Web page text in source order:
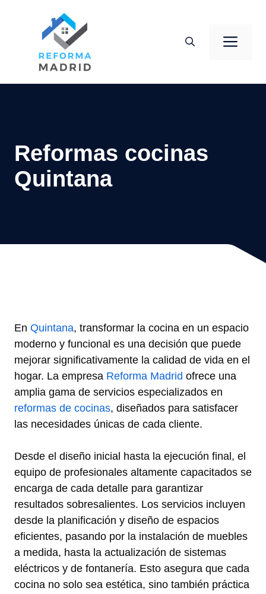
contenido
Reformas cocinas
Quintana
En Quintana, transformar la cocina en un espacio
moderno y funcional es una decisión que puede
mejorar significativamente la calidad de vida en el
hogar. La empresa Reforma Madrid ofrece una
amplia gama de servicios especializados en
reformas de cocinas, diseñados para satisfacer
las necesidades únicas de cada cliente.
Desde el diseño inicial hasta la ejecución final, el
equipo de profesionales altamente capacitados se
encarga de cada detalle para garantizar
resultados sobresalientes. Los servicios incluyen
desde la planificación y diseño de espacios
eficientes, pasando por la instalación de muebles
a medida, hasta la actualización de sistemas
eléctricos y de fontanería. Esto asegura que cada
cocina no solo sea estética, sino también práctica